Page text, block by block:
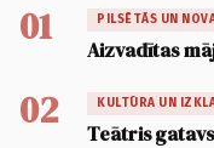
01 PILSĒTĀS UN
Aizvadītas
02 KULTŪRA UN
Teātris